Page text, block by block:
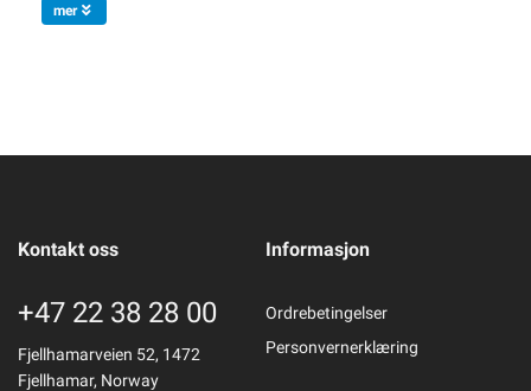
mer
Kontakt oss
+47 22 38 28 00
Fjellhamarveien 52, 1472
Fjellhamar, Norway
Informasjon
Ordrebetingelser
Personvernerklæring